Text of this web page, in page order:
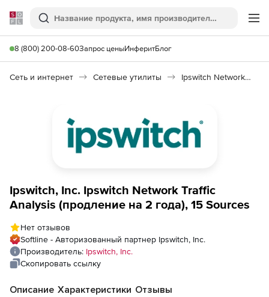
Softline
Поиск
8 (800) 200-08-60Запрос ценыИнферитБлог
Сеть и интернет Сетевые утилиты Ipswitch Network Traffic Analysis
Ipswitch, Inc. Ipswitch Network Traffic
Analysis (продление на 2 года), 15 Sources
Нет отзывов
Softline - Авторизованный партнер Ipswitch, Inc.
Производитель: Ipswitch, Inc.
Скопировать ссылку
Описание Характеристики Отзывы